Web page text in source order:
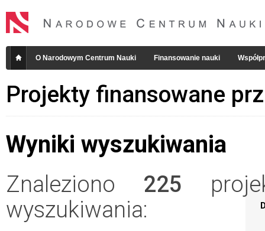
O Narodowym Centrum Nauki Finansowanie nauki
Projekty finansowane
Wyniki wyszukiwania
Znaleziono 225
wyszukiwania: